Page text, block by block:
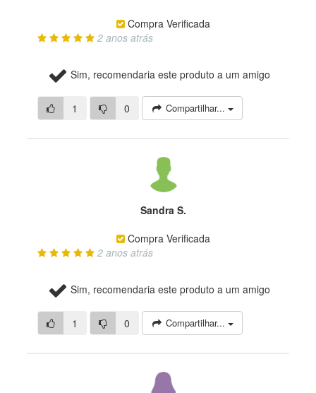
Compra Verificada
2 anos atrás
Sim, recomendaria este produto a um amigo
1 0 Compartilhar...
Sandra S.
Compra Verificada
2 anos atrás
Sim, recomendaria este produto a um amigo
1 0 Compartilhar...